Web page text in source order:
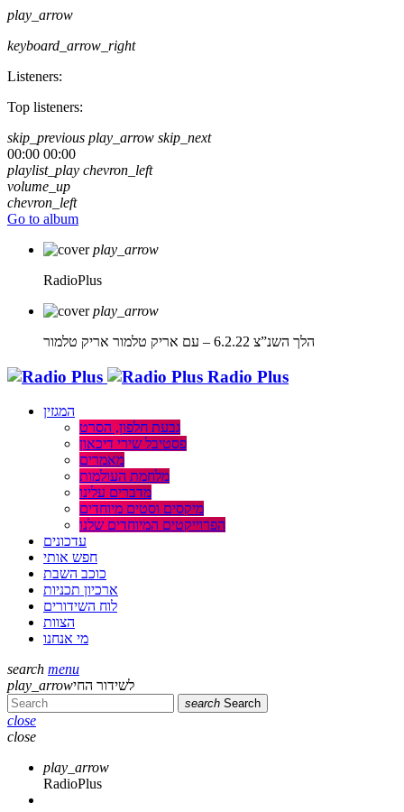
play_arrow
keyboard_arrow_right
Listeners:
Top listeners:
skip_previous play_arrow skip_next
00:00 00:00
playlist_play chevron_left
volume_up
chevron_left
Go to album
play_arrow
RadioPlus
play_arrow
הלך השנ”צ 6.2.22 – עם אריק טלמור
אריק טלמור
Radio Plus
המגזין
גבעת חלפון, הסרט
פסטיבל שירי דיכאון
מאמרים
מלחמת העולמות
מדברים עלינו
מיקסים וסטים מיוחדים
הפרוייקטים המיוחדים שלנו
עדכונים
חפש אותי
כוכב השבת
ארכיון תכניות
לוח השידורים
הצוות
מי אנחנו
search menu
play_arrowלשידור החי
search Search
close
close
play_arrow
RadioPlus